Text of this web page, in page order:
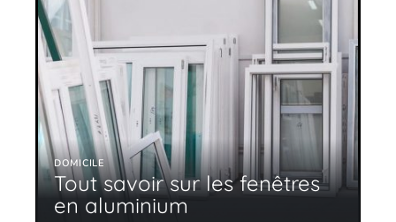
DOMICILE
Tout savoir sur les fenêtres
en aluminium